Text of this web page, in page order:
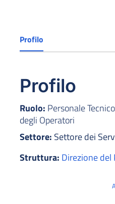
Profilo
Profilo
Ruolo: Personale
degli Operatori
Settore: Settore dei
Struttura: Direzione del